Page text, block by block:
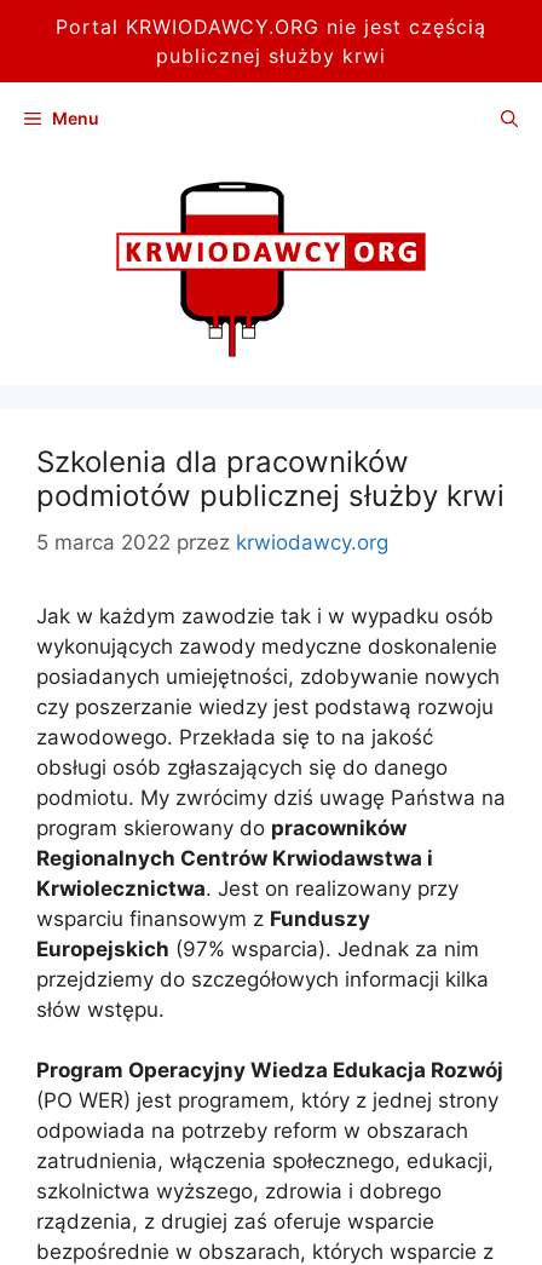
Portal KRWIODAWCY.ORG nie jest częścią
publicznej służby krwi
Menu
Szkolenia dla pracowników
podmiotów publicznej służby krwi
5 marca 2022 przez krwiodawcy.org
Jak w każdym zawodzie tak i w wypadku osób
wykonujących zawody medyczne doskonalenie
posiadanych umiejętności, zdobywanie nowych
czy poszerzanie wiedzy jest podstawą rozwoju
zawodowego. Przekłada się to na jakość
obsługi osób zgłaszających się do danego
podmiotu. My zwrócimy dziś uwagę Państwa na
program skierowany do pracowników
Regionalnych Centrów Krwiodawstwa i
Krwiolecznictwa. Jest on realizowany przy
wsparciu finansowym z Funduszy
Europejskich (97% wsparcia). Jednak za nim
przejdziemy do szczegółowych informacji kilka
słów wstępu.
Program Operacyjny Wiedza Edukacja Rozwój
(PO WER) jest programem, który z jednej strony
odpowiada na potrzeby reform w obszarach
zatrudnienia, włączenia społecznego, edukacji,
szkolnictwa wyższego, zdrowia i dobrego
rządzenia, z drugiej zaś oferuje wsparcie
bezpośrednie w obszarach, których wsparcie z